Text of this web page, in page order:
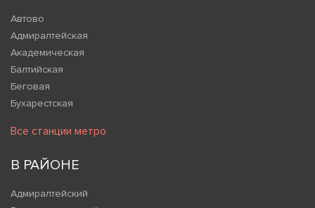
Автово
Адмиралтейская
Академическая
Балтийская
Беговая
Бухарестская
Все станции метро
В РАЙОНЕ
Адмиралтейский